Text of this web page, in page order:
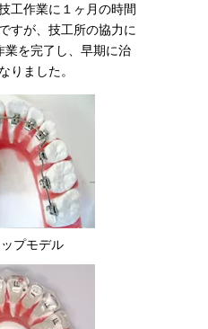
工作業に１ヶ月の時間
すが、技工所の協力に
業を完了し、早期に治
りました。
プモデル